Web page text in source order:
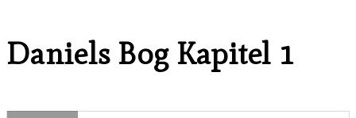
Daniels Bog Kapitel 1